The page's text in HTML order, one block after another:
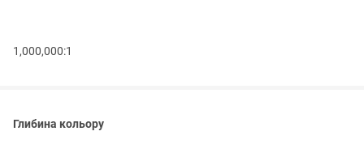
1,000,000:1
Глибина кольору